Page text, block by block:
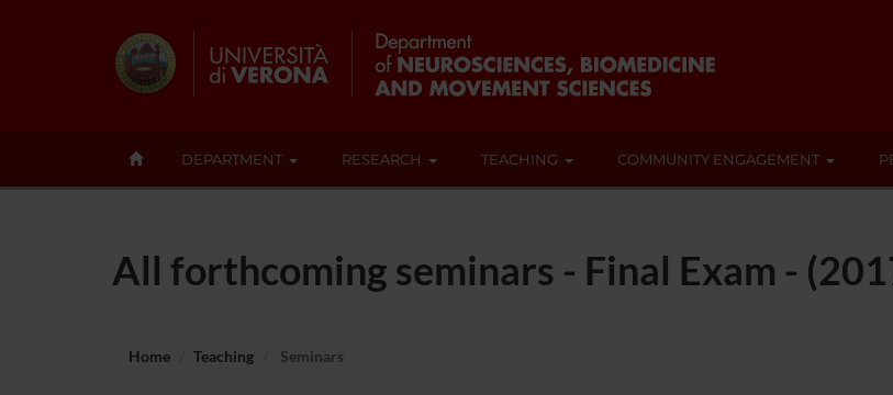
DEPARTMENT RESEARCH TEACHING COMMUNITY ENGAGEMENT
All forthcoming seminars - Final Exam -
Home Teaching Seminars